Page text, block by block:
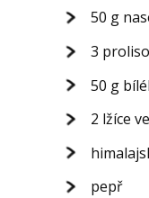
50 g
3
50 g
2 lžíce
pepř